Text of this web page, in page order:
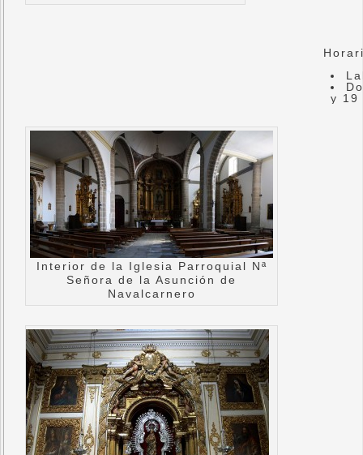
Horario
y 19
Interior de la Iglesia Parroquial Nª
Señora de la Asunción de
Navalcarnero